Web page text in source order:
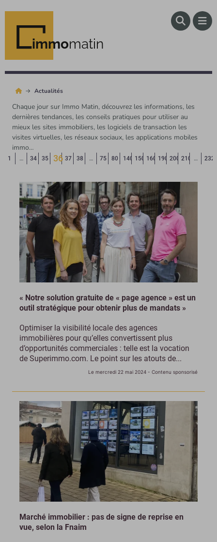
immomatin
Actualités
Chaque jour sur Immo Matin, découvrez les informations, les
dernières tendances, les conseils pratiques pour utiliser au
mieux les sites immobiliers, les logiciels de transaction les
visites virtuelles, les réseaux sociaux, les applications mobiles
immo…
Page précédente
1 … 34 35
36 37 38 … 75 80 140 150 160 190 200 210 … 232
« Notre solution gratuite de « page agence » est un
outil stratégique pour obtenir plus de mandats »
Optimiser la visibilité locale des agences
immobilières pour qu’elles convertissent plus
d’opportunités commerciales : telle est la vocation
de Superimmo.com. Le point sur les atouts de...
Le mercredi 22 mai 2024 - Contenu sponsorisé
Marché immobilier : pas de signe de reprise en
vue, selon la Fnaim